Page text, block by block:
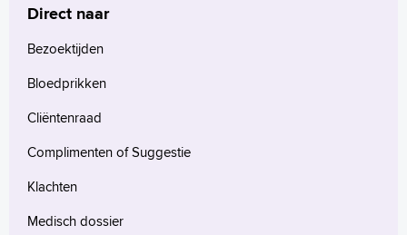
Direct naar
Bezoektijden
Bloedprikken
Cliëntenraad
Complimenten of Suggestie
Klachten
Medisch dossier